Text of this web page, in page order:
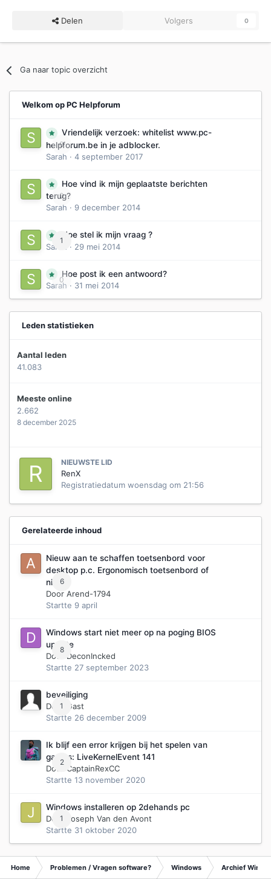
Delen Volgers 0
Ga naar topic overzicht
Welkom op PC Helpforum
0
Vriendelijk verzoek: whitelist www.pc-
helpforum.be in je adblocker.
Sarah · 4 september 2017
0
Hoe vind ik mijn geplaatste berichten
terug?
Sarah · 9 december 2014
1
Hoe stel ik mijn vraag ?
Sarah
· 29 mei 2014
0
Hoe post ik een antwoord?
Sarah · 31 mei 2014
Leden statistieken
Aantal leden
41.083
Meeste online
2.662
8 december 2025
NIEUWSTE LID
RenX
Registratiedatum woensdag om 21:56
Gerelateerde inhoud
6
Nieuw aan te schaffen toetsenbord voor
desktop p.c. Ergonomisch toetsenbord of
niet?
Door Arend-1794
Startte 9 april
8
Windows start niet meer op na poging BIOS
update
Door DeconIncked
Startte 27 september 2023
1
beveiliging
Door Gast
Startte 26 december 2009
2
Ik blijf een error krijgen bij het spelen van
games: LiveKernelEvent 141
Door CaptainRexCC
Startte 13 november 2020
1
Windows installeren op 2dehands pc
Door
Joseph Van den Avont
Startte 31 oktober 2020
Home Problemen / Vragen software? Windows Archief